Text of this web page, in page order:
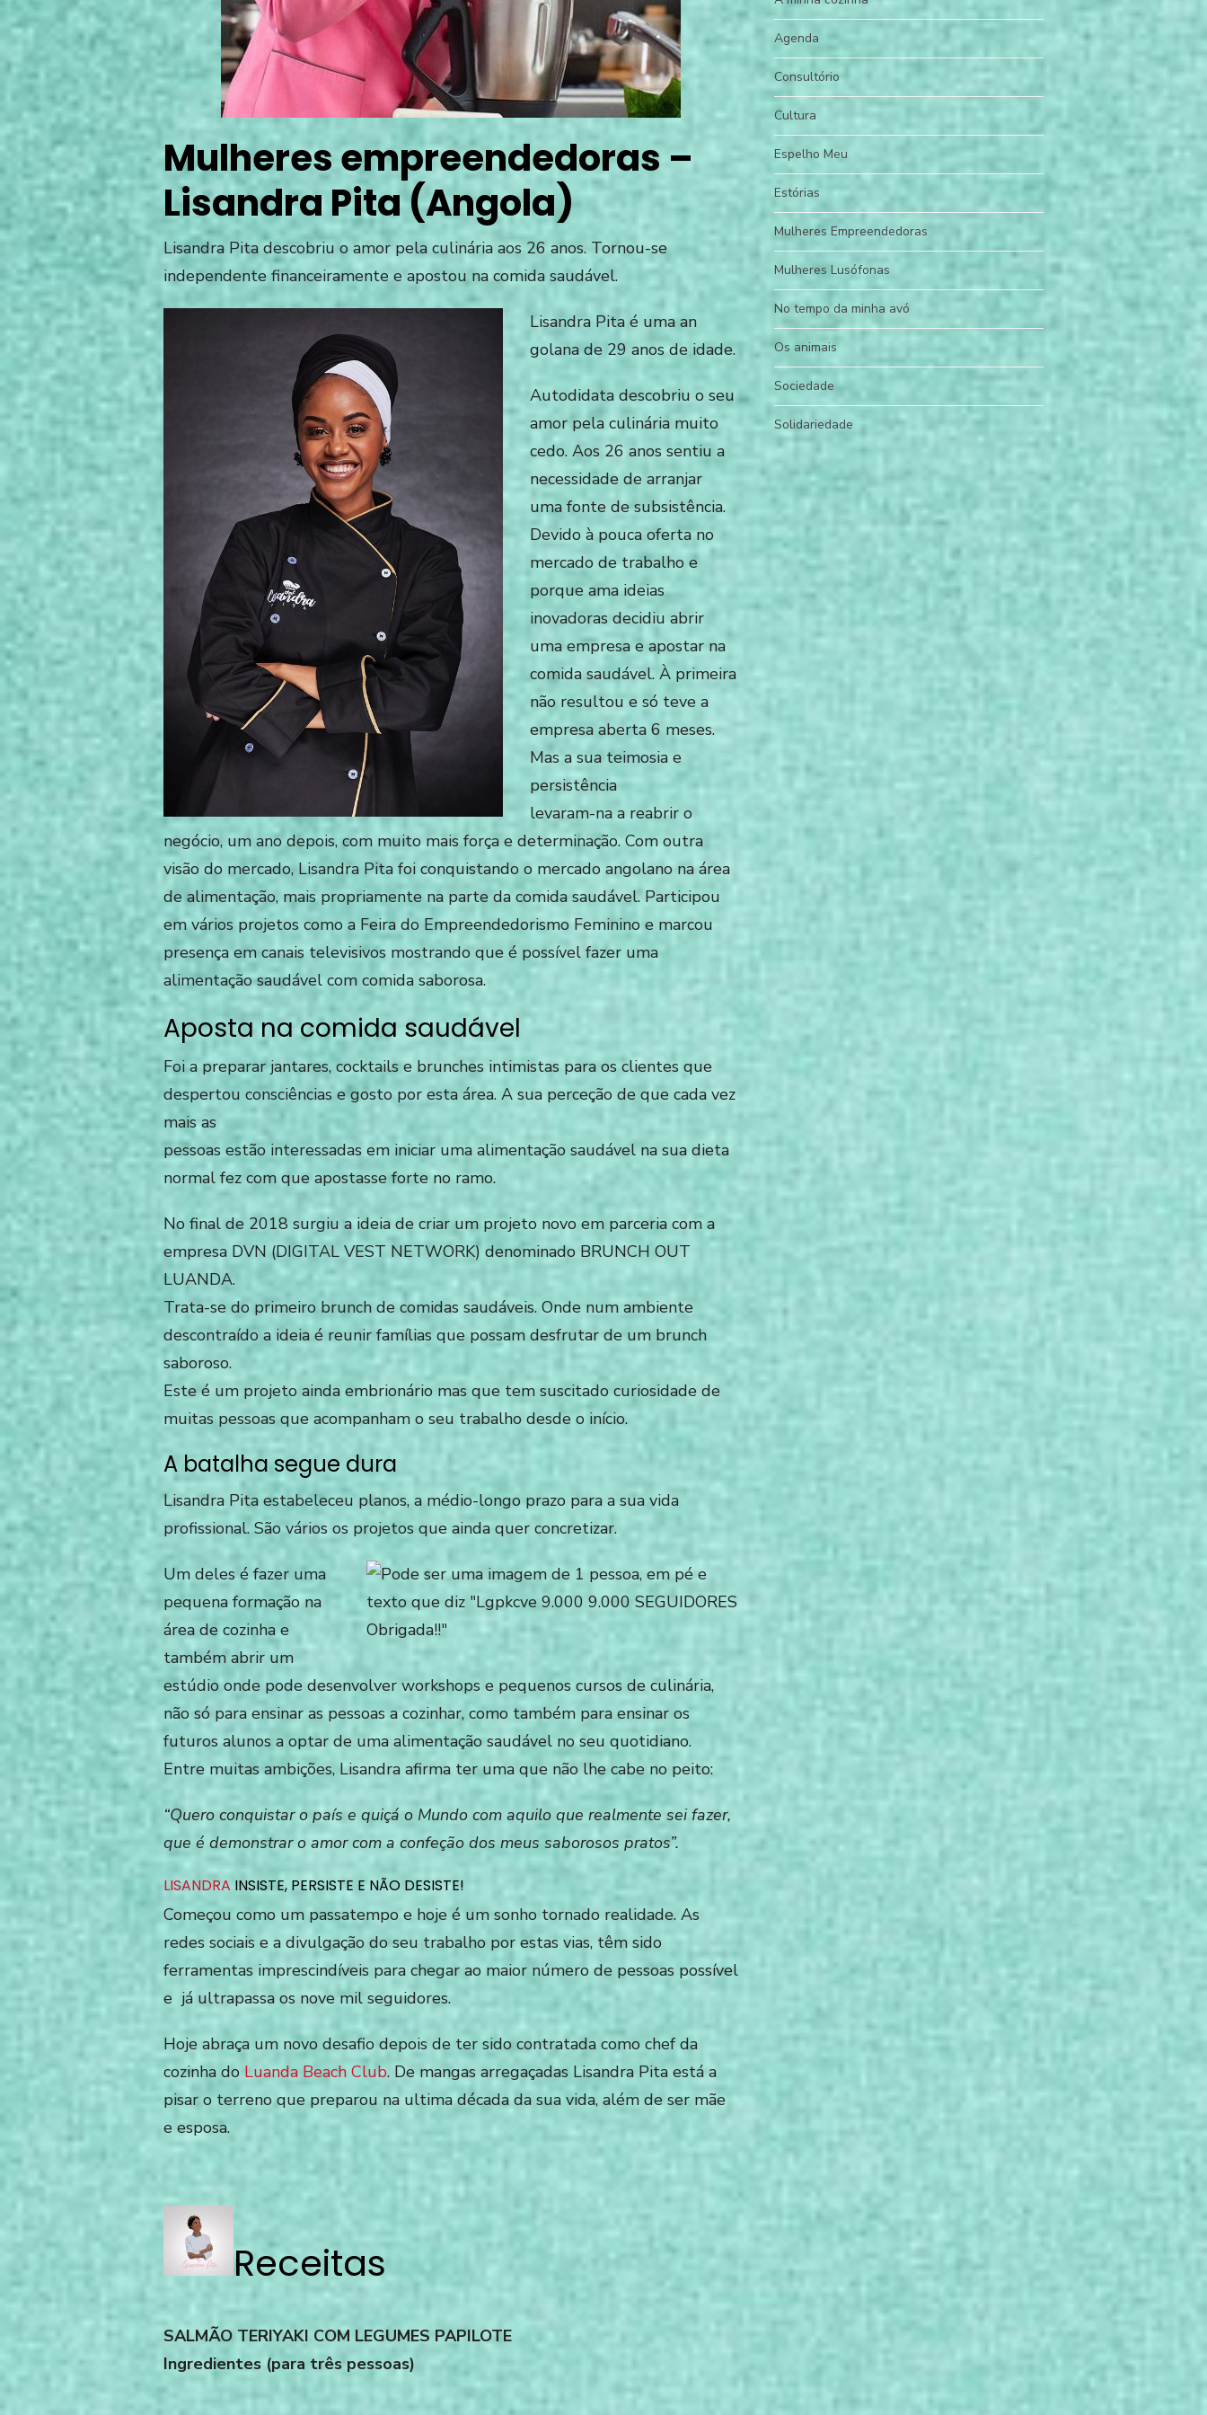
Mulheres empreendedoras –
Lisandra Pita (Angola)
Lisandra Pita descobriu o amor pela culinária aos 26 anos. Tornou-se
independente financeiramente e apostou na comida saudável.
Lisandra Pita é uma an
golana de 29 anos de idade.
Autodidata descobriu o seu
amor pela culinária muito
cedo. Aos 26 anos sentiu a
necessidade de arranjar
uma fonte de subsistência.
Devido à pouca oferta no
mercado de trabalho e
porque ama ideias
inovadoras decidiu abrir
uma empresa e apostar na
comida saudável. À primeira
não resultou e só teve a
empresa aberta 6 meses.
Mas a sua teimosia e
persistência
levaram-na a reabrir o
negócio, um ano depois, com muito mais força e determinação. Com outra
visão do mercado, Lisandra Pita foi conquistando o mercado angolano na área
de alimentação, mais propriamente na parte da comida saudável. Participou
em vários projetos como a Feira do Empreendedorismo Feminino e marcou
presença em canais televisivos mostrando que é possível fazer uma
alimentação saudável com comida saborosa.
Aposta na comida saudável
Foi a preparar jantares, cocktails e brunches intimistas para os clientes que
despertou consciências e gosto por esta área. A sua perceção de que cada vez
mais as
pessoas estão interessadas em iniciar uma alimentação saudável na sua dieta
normal fez com que apostasse forte no ramo.
No final de 2018 surgiu a ideia de criar um projeto novo em parceria com a
empresa DVN (DIGITAL VEST NETWORK) denominado BRUNCH OUT
LUANDA.
Trata-se do primeiro brunch de comidas saudáveis. Onde num ambiente
descontraído a ideia é reunir famílias que possam desfrutar de um brunch
saboroso.
Este é um projeto ainda embrionário mas que tem suscitado curiosidade de
muitas pessoas que acompanham o seu trabalho desde o início.
A batalha segue dura
Lisandra Pita estabeleceu planos, a médio-longo prazo para a sua vida
profissional. São vários os projetos que ainda quer concretizar.
Um deles é fazer uma
pequena formação na
área de cozinha e
também abrir um
estúdio onde pode desenvolver workshops e pequenos cursos de culinária,
não só para ensinar as pessoas a cozinhar, como também para ensinar os
futuros alunos a optar de uma alimentação saudável no seu quotidiano.
Entre muitas ambições, Lisandra afirma ter uma que não lhe cabe no peito:
“Quero conquistar o país e quiçá o Mundo com aquilo que realmente sei fazer,
que é demonstrar o amor com a confeção dos meus saborosos pratos”.
LISANDRA INSISTE, PERSISTE E NÃO DESISTE!
Começou como um passatempo e hoje é um sonho tornado realidade. As
redes sociais e a divulgação do seu trabalho por estas vias, têm sido
ferramentas imprescindíveis para chegar ao maior número de pessoas possível
e já ultrapassa os nove mil seguidores.
Hoje abraça um novo desafio depois de ter sido contratada como chef da
cozinha do Luanda Beach Club. De mangas arregaçadas Lisandra Pita está a
pisar o terreno que preparou na ultima década da sua vida, além de ser mãe
e esposa.
Receitas
SALMÃO TERIYAKI COM LEGUMES PAPILOTE
Ingredientes (para três pessoas)
Agenda
Consultório
Cultura
Espelho Meu
Estórias
Mulheres Empreendedoras
Mulheres Lusófonas
No tempo da minha avó
Os animais
Sociedade
Solidariedade